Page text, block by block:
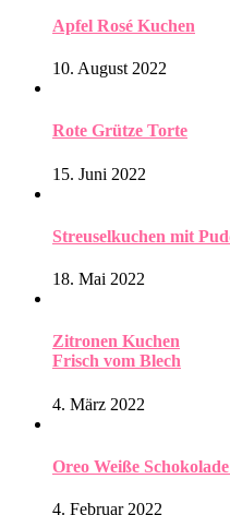
Apfel Rosé Kuchen
10. August 2022
Rote Grütze Torte
15. Juni 2022
Streuselkuchen mit
18. Mai 2022
Zitronen Kuchen
Frisch vom Blech
4. März 2022
Oreo Weiße
4. Februar 2022